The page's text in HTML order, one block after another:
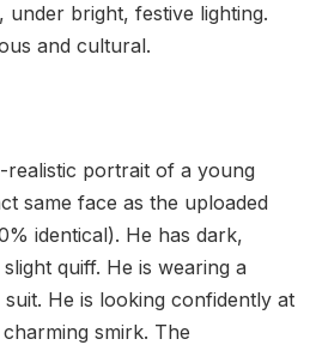
under bright, festive lighting.
and cultural.
portrait of a young
same face as the uploaded
identical). He has dark,
quiff. He is wearing a
He is looking confidently at
smirk. The